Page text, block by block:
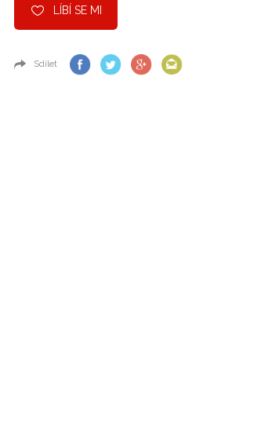
LÍBÍ SE MI
Sdílet